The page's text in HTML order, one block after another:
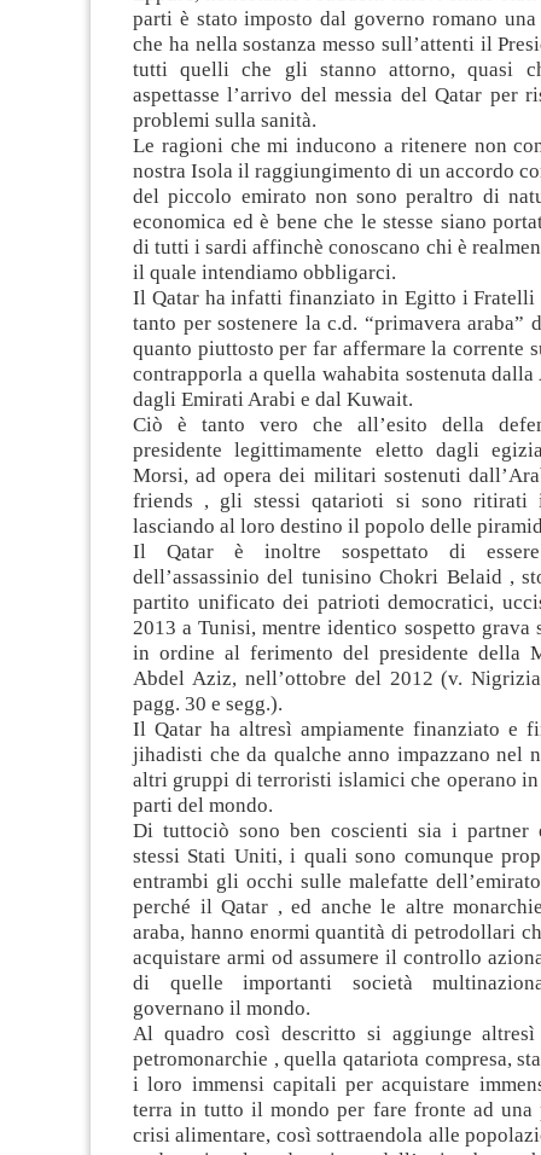
parti è stato imposto dal governo romano
che ha nella sostanza messo sull’attenti il
tutti quelli che gli stanno attorno, quasi
aspettasse l’arrivo del messia del Qatar per
problemi sulla sanità.
Le ragioni che mi inducono a ritenere non
nostra Isola il raggiungimento di un accordo
del piccolo emirato non sono peraltro di
economica ed è bene che le stesse siano
di tutti i sardi affinchè conoscano chi è
il quale intendiamo obbligarci.
Il Qatar ha infatti finanziato in Egitto i Fratelli
tanto per sostenere la c.d. “primavera araba”
quanto piuttosto per far affermare la corrente
contrapporla a quella wahabita sostenuta dalla
dagli Emirati Arabi e dal Kuwait.
Ciò è tanto vero che all’esito della
presidente legittimamente eletto dagli
Morsi, ad opera dei militari sostenuti
friends , gli stessi qatarioti si sono ritirati
lasciando al loro destino il popolo delle
Il Qatar è inoltre sospettato di
dell’assassinio del tunisino Chokri Belaid ,
partito unificato dei patrioti democratici,
2013 a Tunisi, mentre identico sospetto grava
in ordine al ferimento del presidente della
Abdel Aziz, nell’ottobre del 2012 (v.
pagg. 30 e segg.).
Il Qatar ha altresì ampiamente finanziato e
jihadisti che da qualche anno impazzano nel
altri gruppi di terroristi islamici che operano
parti del mondo.
Di tuttociò sono ben coscienti sia i partner
stessi Stati Uniti, i quali sono comunque
entrambi gli occhi sulle malefatte
perché il Qatar , ed anche le altre
araba, hanno enormi quantità di petrodollari
acquistare armi od assumere il controllo
di quelle importanti società
governano il mondo.
Al quadro così descritto si aggiunge
petromonarchie , quella qatariota compresa,
i loro immensi capitali per acquistare
terra in tutto il mondo per fare fronte ad una
crisi alimentare, così sottraendola alle